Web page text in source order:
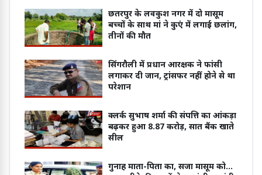
छतरपुर के लवकुश नगर में दो मासूम
बच्चों के साथ मां ने कुएं में लगाई छलांग,
तीनों की मौत
सिंगरौली में प्रधान आरक्षक ने फांसी
लगाकर दी जान, ट्रांसफर नहीं होने से था
परेशान
क्लर्क सुभाष शर्मा की संपत्ति का आंकड़ा
बढ़कर हुआ 8.87 करोड़, सात बैंक खाते
सील
गुनाह माता-पिता का, सजा मासूम को...